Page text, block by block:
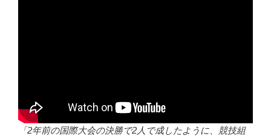
「2年前の国際大会の決勝で2人で成したように、競技組